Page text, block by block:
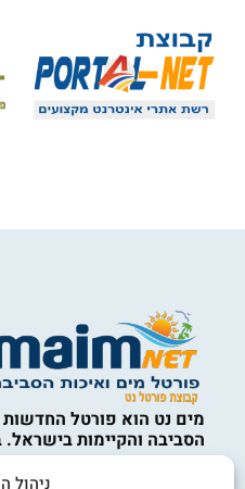
ניהול
מים נט הוא פורטל
הסביבה והקיימות
מחקרים, ניתוחים
המים, ההתפלה, תשתיות